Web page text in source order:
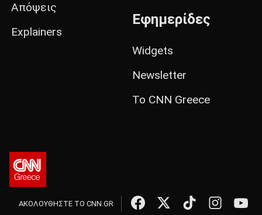
Απόψεις
Explainers
Εφημερίδες
Widgets
Newsletter
Το CNN Greece
ΑΚΟΛΟΥΘΗΣΤΕ ΤΟ CNN.GR